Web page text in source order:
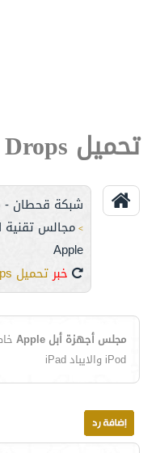
تحميل Water Drops للأيفون
شبكة قحطان -
> مجالس تقنية
Apple
خبرتحميل Water Drops للأيفون
مجلس أجهزة أبل Apple
iPod والايباد iPad